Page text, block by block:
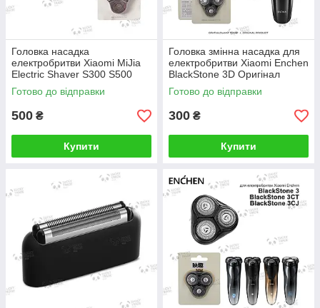
Головка насадка
електробритви Xiaomi MiJia
Electric Shaver S300 S500
Оригінал Чорний
(MJTXDDT01SKS
Готово до відправки
500 ₴
Купити
Головка змінна насадка для
електробритви Xiaomi Enchen
BlackStone 3D Оригінал
Срібний (BR-1) 1402P
Готово до відправки
300 ₴
Купити